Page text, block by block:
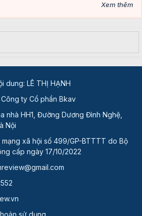
Xem thêm
dung: LÊ THỊ HẠNH
ty Cổ phần Bkav
nhà HH1, Đường Dương Đình Nghệ,
Nội
xã hội số 499/GP-BTTTT do Bộ
cấp ngày 17/10/2022